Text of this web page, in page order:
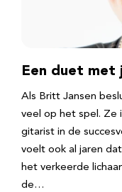
Een duet met
Als Britt Jansen
veel op het spel. Ze
gitarist in de
voelt ook al jaren
het verkeerde
de…